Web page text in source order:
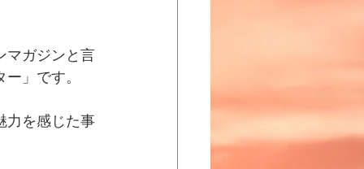
マガジンと言
」です。
力を感じた事